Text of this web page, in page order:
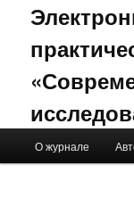
Skip to primary
Skip to
О журнале